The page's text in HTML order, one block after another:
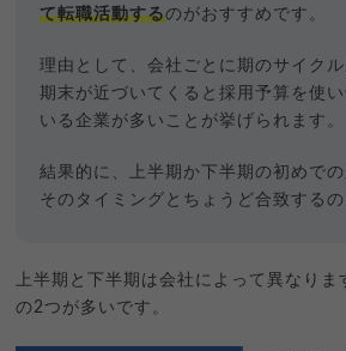
て転職活動するのがおすすめです。
理由として、会社ごとに期のサイクル
期末が近づいてくると採用予算を使
いる企業が多いことが挙げられます。
結果的に、上半期か下半期の初めでの
そのタイミングとちょうど合致するの
上半期と下半期は会社によって異なり
の2つが多いです。